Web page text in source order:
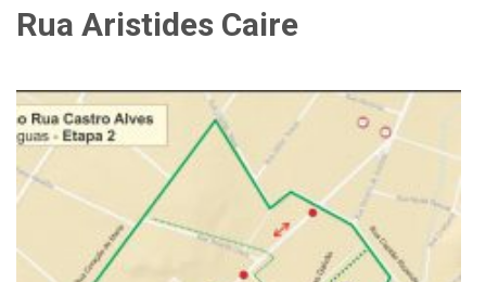
Rua Aristides Caire